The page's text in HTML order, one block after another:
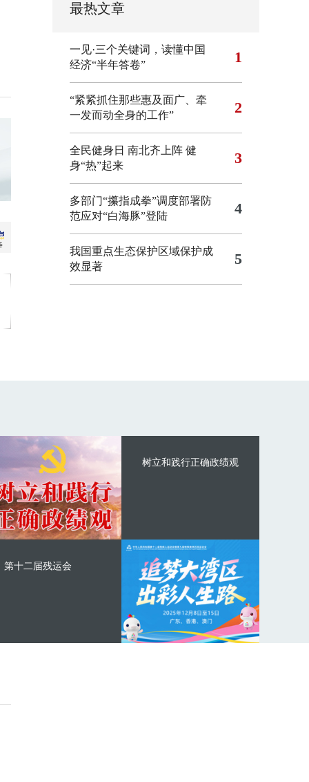
最热文章
一见·三个关键词，读懂中国
经济“半年答卷”
1
“紧紧抓住那些惠及面广、牵
一发而动全身的工作”
2
全民健身日 南北齐上阵 健
身“热”起来
3
多部门“攥指成拳”调度部署防
范应对“白海豚”登陆
4
我国重点生态保护区域保护成
效显著
5
树立和践行正确政绩观
第十二届残运会